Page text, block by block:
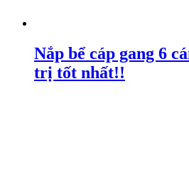
Nắp bể cáp gang 6
trị tốt nhất!!